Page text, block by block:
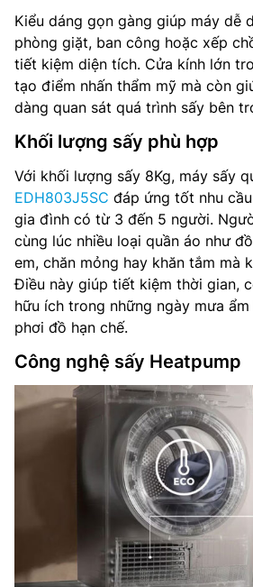
Kiểu dáng gọn gàng giúp máy dễ
phòng giặt, ban công hoặc xếp
tiết kiệm diện tích. Cửa kính lớn
tạo điểm nhấn thẩm mỹ mà còn
dàng quan sát quá trình sấy bên
Khối lượng sấy phù hợp
Với khối lượng sấy 8Kg, máy sấy
EDH803J5SC đáp ứng tốt nhu
gia đình có từ 3 đến 5 người.
cùng lúc nhiều loại quần áo như
em, chăn mỏng hay khăn tắm mà
Điều này giúp tiết kiệm thời gian,
hữu ích trong những ngày mưa
phơi đồ hạn chế.
Công nghệ sấy Heatpump